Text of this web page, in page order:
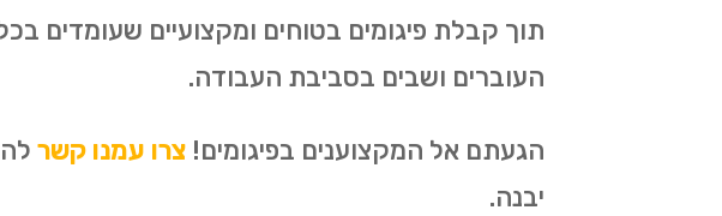
תוך קבלת פיגומים בטוחים ומקצועיים שעומדים
העוברים ושבים בסביבת העבודה.
הגעתם אל המקצוענים בפיגומים! צרו עמנו קשר
יבנה.